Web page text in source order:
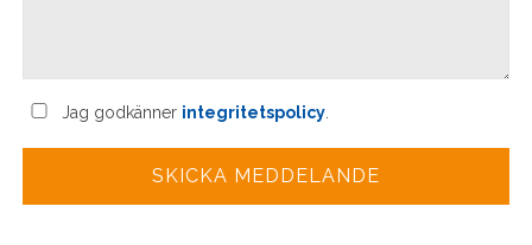
Jag godkänner integritetspolicy